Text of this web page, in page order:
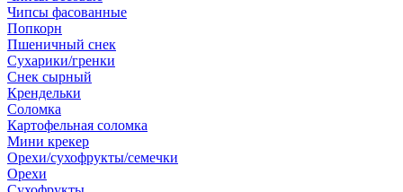
Чипсы фасованные
Попкорн
Пшеничный снек
Сухарики/гренки
Снек сырный
Крендельки
Соломка
Картофельная соломка
Мини крекер
Орехи/сухофрукты/семечки
Орехи